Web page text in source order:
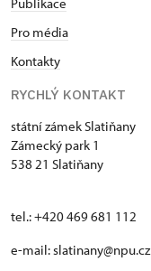
Pro média
Kontakty
RYCHLÝ KONTAKT
státní zámek Slatiňany
Zámecký park 1
538 21 Slatiňany
tel.: +420 469 681 112
e-mail: slatinany@npu.cz